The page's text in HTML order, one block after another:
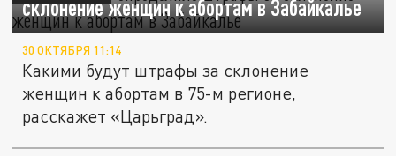
склонение женщин к абортам в Забайкалье
30 ОКТЯБРЯ 11:14
Какими будут штрафы за склонение
женщин к абортам в 75-м регионе,
расскажет «Царьград».